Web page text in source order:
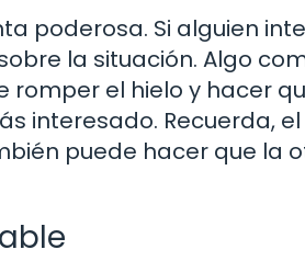
poderosa. Si alguien
la situación. Algo
romper el hielo y hacer
interesado. Recuerda,
puede hacer que la